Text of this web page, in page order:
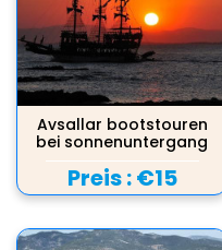
Avsallar bootstouren
bei sonnenuntergang
Preis :€15